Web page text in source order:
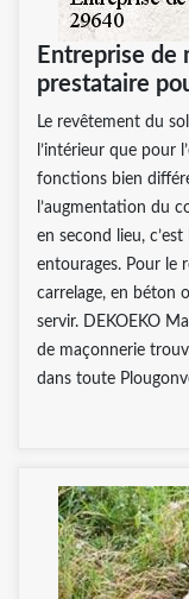
Entreprise de
prestataire
Le revêtement du
l’intérieur que pour
fonctions bien
l’augmentation du
en second lieu,
entourages. Pour le
carrelage, en béton
servir. DEKOEKO
de maçonnerie
dans toute